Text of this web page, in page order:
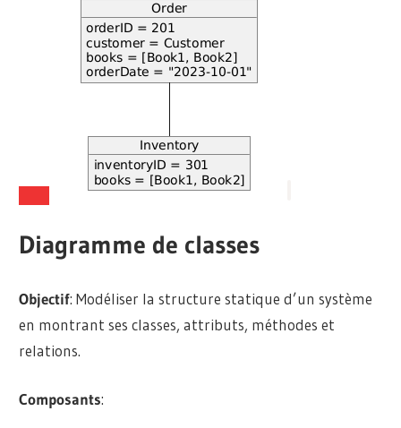
Diagramme de classes
Objectif: Modéliser la structure statique d’un système
en montrant ses classes, attributs, méthodes et
relations.
Composants: